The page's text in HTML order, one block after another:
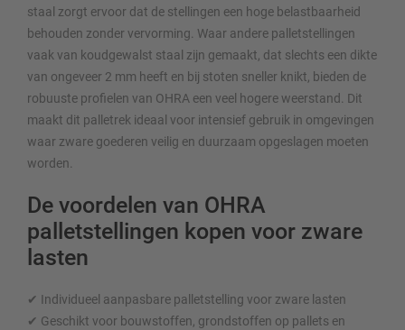
staal zorgt ervoor dat de stellingen een hoge belastbaarheid
behouden zonder vervorming. Waar andere palletstellingen
vaak van koudgewalst staal zijn gemaakt, dat slechts een dikte
van ongeveer 2 mm heeft en bij stoten sneller knikt, bieden de
robuuste profielen van OHRA een veel hogere weerstand. Dit
maakt dit palletrek ideaal voor intensief gebruik in omgevingen
waar zware goederen veilig en duurzaam opgeslagen moeten
worden.
De voordelen van OHRA
palletstellingen kopen voor zware
lasten
✔ Individueel aanpasbare palletstelling voor zware lasten
✔ Geschikt voor bouwstoffen, grondstoffen op pallets en